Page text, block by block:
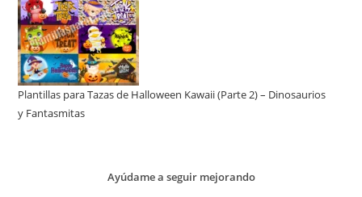
Plantillas para Tazas de Halloween Kawaii (Parte 2) – Dinosaurios
y Fantasmitas
Ayúdame a seguir mejorando